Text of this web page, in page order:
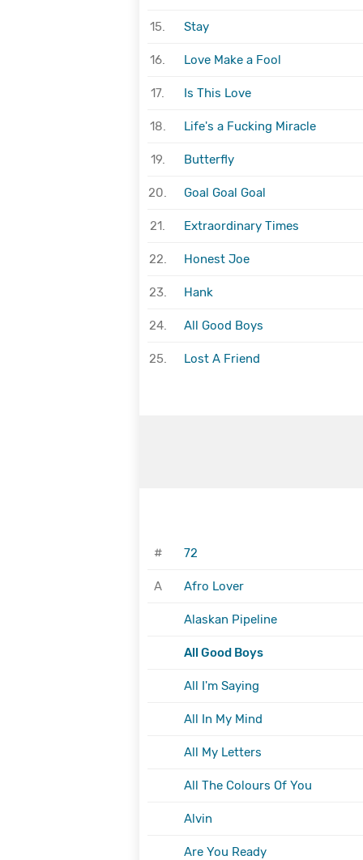
15. Stay
16. Love Make a Fool
17. Is This Love
18. Life's a Fucking Miracle
19. Butterfly
20. Goal Goal Goal
21. Extraordinary Times
22. Honest Joe
23. Hank
24. All Good Boys
25. Lost A Friend
# 72
A Afro Lover
Alaskan Pipeline
All Good Boys
All I'm Saying
All In My Mind
All My Letters
All The Colours Of You
Alvin
Are You Ready